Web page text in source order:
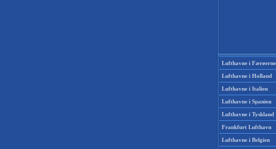
Lufthavne i Færøerne
Lufthavne i Holland
Lufthavne i Italien
Lufthavne i Spanien
Lufthavne i Tyskland
Frankfurt Lufthavn
Lufthavne i Belgien